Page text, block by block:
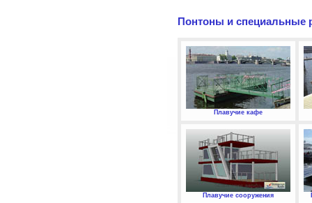
Понтоны и специальные
Плавучие кафе
Плавучие сооружения